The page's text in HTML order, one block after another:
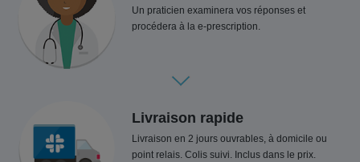
Un praticien examinera vos réponses et
procédera à la e-prescription.
Livraison rapide
Livraison en 2 jours ouvrables, à domicile ou
point relais. Colis suivi. Inclus dans le prix.